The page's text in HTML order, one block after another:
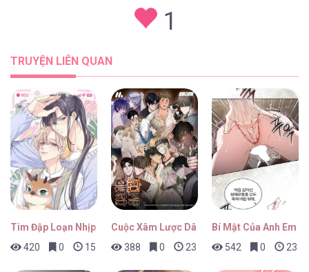
Văn Phòng Không Lãng Mạn [...] – Chap 25
Văn Phòng Không Lãng Mạn [...] – Chap 24
Văn Phòng Không Lãng Mạn [...] – Chap 23
1
TRUYỆN LIÊN QUAN
Tim Đập Loạn Nhịp
420
0 15 giờ trước
Cuộc Xâm Lược Dâm Đãng
388
0 23 giờ trước
Bí Mật Của Anh Em
542
0 23